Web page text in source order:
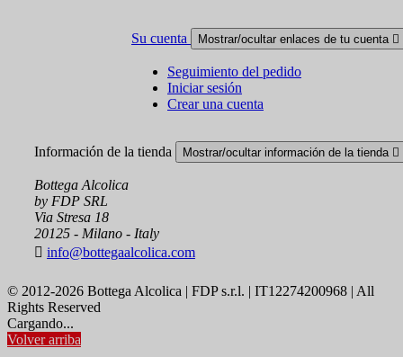
Su cuenta Mostrar/ocultar enlaces de tu cuenta 
Seguimiento del pedido
Iniciar sesión
Crear una cuenta
Información de la tienda Mostrar/ocultar información de la tienda 
Bottega Alcolica
by FDP SRL
Via Stresa 18
20125 - Milano - Italy
 info@bottegaalcolica.com
© 2012-2026 Bottega Alcolica | FDP s.r.l. | IT12274200968 | All
Rights Reserved
Cargando...
Volver arriba